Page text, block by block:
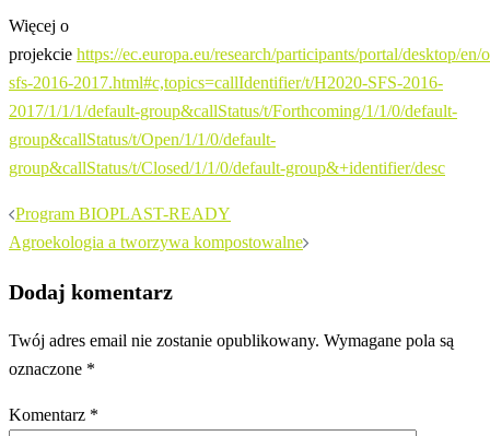
Więcej o
projekcie https://ec.europa.eu/research/participants/portal/desktop/
sfs-2016-2017.html#c,topics=callIdentifier/t/H2020-SFS-2016-
2017/1/1/1/default-group&callStatus/t/Forthcoming/1/1/0/default-
group&callStatus/t/Open/1/1/0/default-
group&callStatus/t/Closed/1/1/0/default-group&+identifier/desc
Nawigacja
wpisu
Program BIOPLAST-READY
Agroekologia a tworzywa kompostowalne
Dodaj komentarz
Twój adres email nie zostanie opublikowany. Wymagane pola są
oznaczone *
Komentarz *